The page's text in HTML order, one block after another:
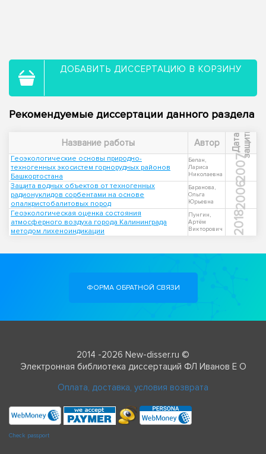
ДОБАВИТЬ ДИССЕРТАЦИЮ В КОРЗИНУ
Рекомендуемые диссертации данного раздела
Название работы Автор Д
а
т
а
з
а
щ
и
т ы
Геоэкологические основы природно-
техногенных экосистем горнорудных районов
Башкортостана
Белан,
Лариса
Николаевна
2007
Защита водных объектов от техногенных
радионуклидов сорбентами на основе
опалкристобалитовых пород
Баранова,
Ольга
Юрьевна
2006
Геоэкологическая оценка состояния
атмосферного воздуха города Калининграда
методом лихеноиндикации
Пунгин,
Артём
Викторович
2018
ФОРМА ОБРАТНОЙ СВЯЗИ
2014 -2026 New-disser.ru ©
Электронная библиотека диссертаций ФЛ Иванов Е О
Оплата, доставка, условия возврата
Check passport